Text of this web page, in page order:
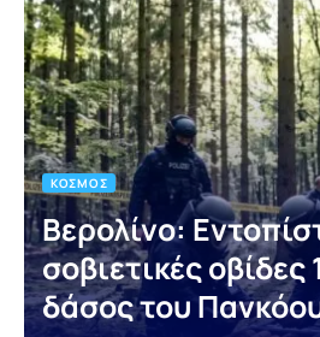
ΚΌΣΜΟΣ
Βερολίνο:
σοβιετικές οβίδες
δάσος του